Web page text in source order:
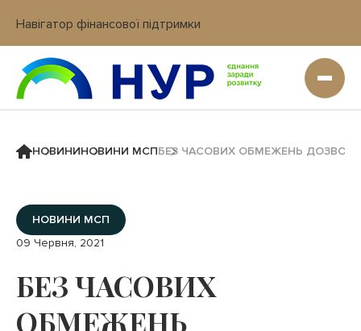
Навігатор фінансової підтримки
Вхід в кабінет IT платформи
НОВИНИНОВИНИ МСПБЕЗ ЧАСОВИХ ОБМЕЖЕНЬ
НОВИНИ МСП
09 Червня, 2021
БЕЗ ЧАСОВИХ
ОБМЕЖЕНЬ